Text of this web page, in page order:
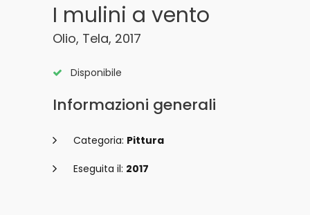
I mulini a vento
Olio, Tela, 2017
Disponibile
Informazioni generali
Categoria: Pittura
Eseguita il: 2017